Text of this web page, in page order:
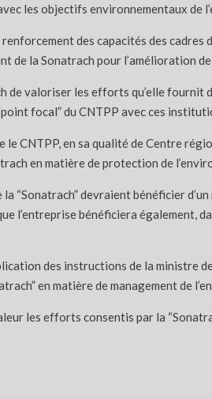
les objectifs environnementaux de
des capacités des
de la Sonatrach pour l’amélioration
de valoriser les efforts qu’elle fournit
focal” du CNTPP avec ces
le CNTPP, en sa qualité de Centre
en matière de protection de
“Sonatrach” devraient bénéficier
l’entreprise bénéficiera également,
des instructions de la ministre
en matière de management de
les efforts consentis par la